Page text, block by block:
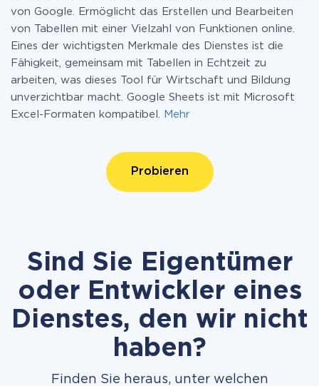
von Google. Ermöglicht das Erstellen und Bearbeiten
von Tabellen mit einer Vielzahl von Funktionen online.
Eines der wichtigsten Merkmale des Dienstes ist die
Fähigkeit, gemeinsam mit Tabellen in Echtzeit zu
arbeiten, was dieses Tool für Wirtschaft und Bildung
unverzichtbar macht. Google Sheets ist mit Microsoft
Excel-Formaten kompatibel.
Mehr
Probieren
Sind Sie Eigentümer
oder Entwickler eines
Dienstes, den wir nicht
haben?
Finden Sie heraus, unter welchen